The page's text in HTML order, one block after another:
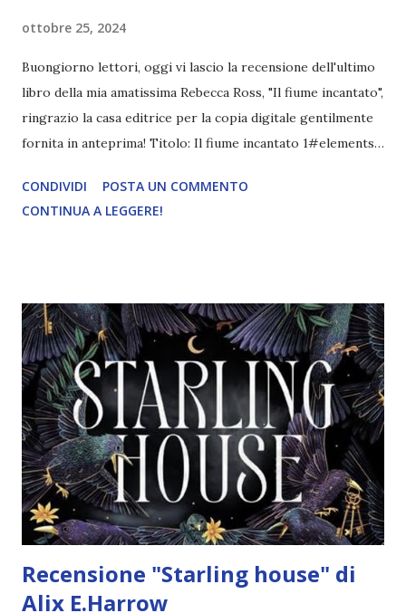
ottobre 25, 2024
Buongiorno lettori, oggi vi lascio la recensione dell'ultimo
libro della mia amatissima Rebecca Ross, "Il fiume incantato",
ringrazio la casa editrice per la copia digitale gentilmente
fornita in anteprima! Titolo: Il fiume incantato 1#elements
ottobre 2024 Pagine: 480 Casa editrice: Fazi Traduttore:
Stefano Andrea Cresti "L’isola di Cadence è un luogo ricco
profonda. Da tempo immemore, però, il territorio è diviso
dal confine dei clan, una lunga catena di rocce che separa
l’Est, dominato dai Tamerlaine, dall’Ovest, su cui regnano i
Breccan. Sono passati dieci anni da quando Jack Tamerlaine
ha lasciato Cadence per approdare sul continente, dove ha
dedicato la sua vita allo studio della musica. Ma quando
sull’isola le bambine iniziano a scomp...
CONDIVIDI
POSTA UN COMMENTO
CONTINUA A LEGGERE!
Recensione "Starling house" di
Alix E.Harrow